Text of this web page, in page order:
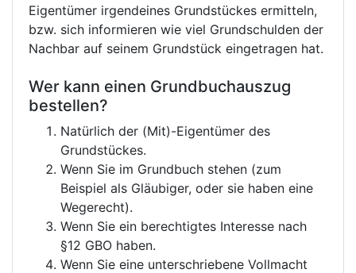
Eigentümer irgendeines Grundstückes ermitteln,
bzw. sich informieren wie viel Grundschulden der
Nachbar auf seinem Grundstück eingetragen hat.
Wer kann einen Grundbuchauszug
bestellen?
Natürlich der (Mit)-Eigentümer des
Grundstückes.
Wenn Sie im Grundbuch stehen (zum
Beispiel als Gläubiger, oder sie haben eine
Wegerecht).
Wenn Sie ein berechtigtes Interesse nach
§12 GBO haben.
Wenn Sie eine unterschriebene Vollmacht